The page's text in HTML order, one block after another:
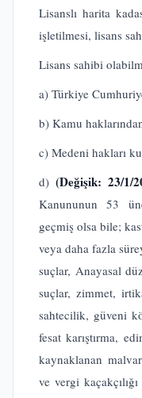
Lisanslı harita
işletilmesi, lisans
Lisans sahibi
a) Türkiye
b) Kamu
c) Medeni hakları
d)(Değişik: 23/1/
Kanununun 53
geçmiş olsa bile;
veya daha fazla
suçlar, Anayasal
suçlar, zimmet,
sahtecilik, güveni
fesat karıştırma,
kaynaklanan
ve vergi